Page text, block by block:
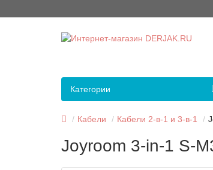
Категории
Кабели Кабели 2-в-1 и 3-в-1
Joyroom 3-in-1 S-